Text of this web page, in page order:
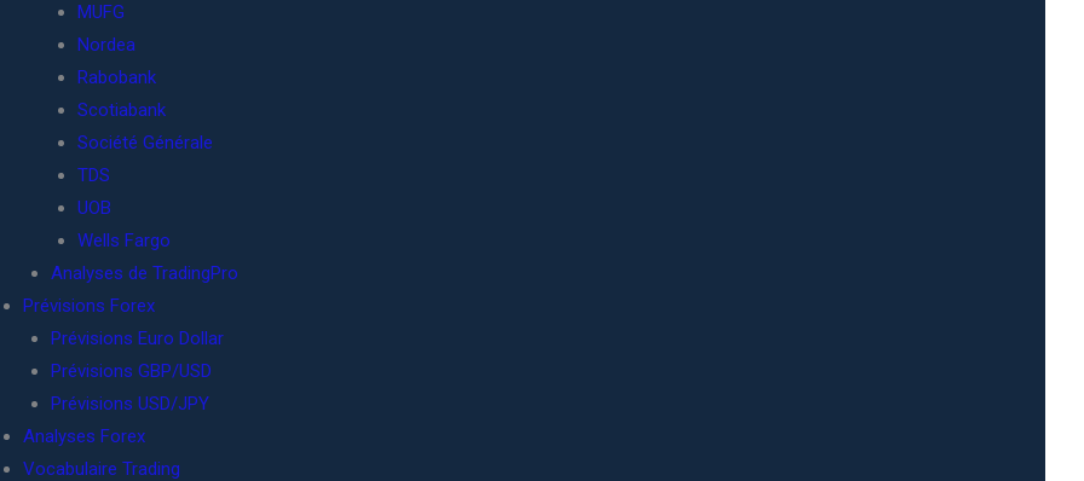
MUFG
Nordea
Rabobank
Scotiabank
Société Générale
TDS
UOB
Wells Fargo
Analyses de TradingPro
Prévisions Forex
Prévisions Euro Dollar
Prévisions GBP/USD
Prévisions USD/JPY
Analyses Forex
Vocabulaire Trading